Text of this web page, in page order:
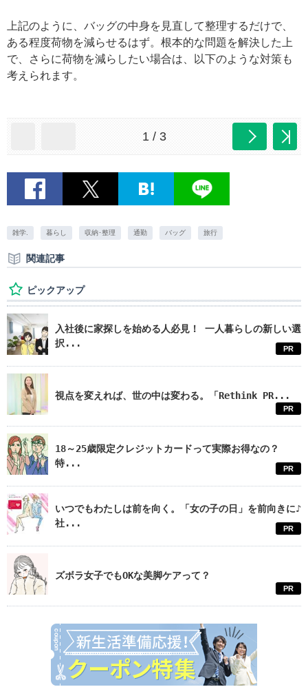
上記のように、バッグの中身を見直して整理するだけで、
ある程度荷物を減らせるはず。根本的な問題を解決した上
で、さらに荷物を減らしたい場合は、以下のような対策も
考えられます。
1 / 3
雑学. 暮らし 収納･整理 通勤 バッグ 旅行
関連記事
ピックアップ
入社後に家探しを始める人必見！ 一人暮らしの新しい選
択...
PR
視点を変えれば、世の中は変わる。「Rethink PR...
PR
18～25歳限定クレジットカードって実際お得なの？
特...
PR
いつでもわたしは前を向く。「女の子の日」を前向きに♪
社...
PR
ズボラ女子でもOKな美脚ケアって？
PR